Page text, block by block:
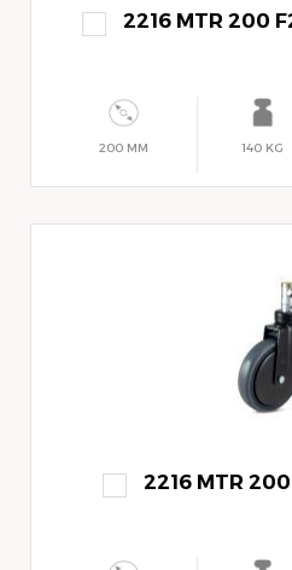
2216 MTR 200
200 MM 140 KG
2216 MTR